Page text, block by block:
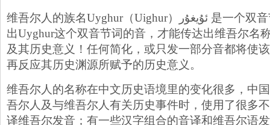
维吾尔人的族名Uyghur（Uighur）ئۇيغۇر 是一个双音节单词，只有完整地发
出Uyghur这个双音节词的音，才能传达出维吾尔名
及其历史意义！任何简化，或只发一部分音都将使
再反应其历史渊源所赋予的历史意义。
维吾尔人的名称在中文历史语境里的变化很多，中
吾尔人及与维吾尔人有关历史事件时，使用了很多
译维吾尔发音；有一些汉字组合的音译和维吾尔语